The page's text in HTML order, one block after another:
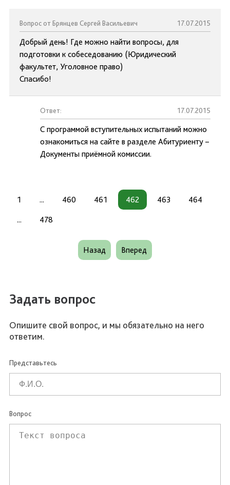
Вопрос от Брянцев Сергей Васильевич 17.07.2015
Добрый день! Где можно найти вопросы, для
подготовки к собеседованию (Юридический
факультет, Уголовное право)
Спасибо!
Ответ: 17.07.2015
С программой вступительных испытаний можно
ознакомиться на сайте в разделе Абитуриенту –
Документы приёмной комиссии.
1 ... 460 461 462 463 464
... 478
Назад Вперед
Задать вопрос
Опишите свой вопрос, и мы обязательно на него
ответим.
Представьтесь
Вопрос